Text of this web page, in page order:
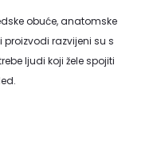
obuće, anatomske
razvijeni su s
ljudi koji žele spojiti